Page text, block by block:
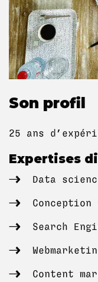
Son profil
25 ans
Expertises
Data
Conception
Search
Content